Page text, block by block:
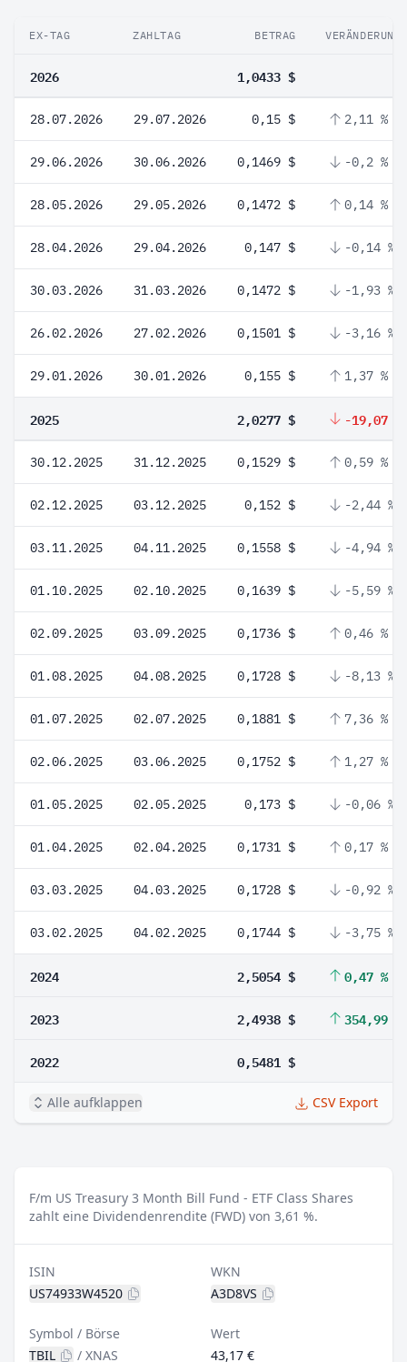
EX-TAG ZAHLTAG BETRAG VERÄNDERUNG
2026 1,0433 $
28.07.2026 29.07.2026 0,15 $ 2,11 %
29.06.2026 30.06.2026 0,1469 $ -0,2 %
28.05.2026 29.05.2026 0,1472 $ 0,14 %
28.04.2026 29.04.2026 0,147 $ -0,14 %
30.03.2026 31.03.2026 0,1472 $ -1,93 %
26.02.2026 27.02.2026 0,1501 $ -3,16 %
29.01.2026 30.01.2026 0,155 $ 1,37 %
2025 2,0277 $ -19,07 %
30.12.2025 31.12.2025 0,1529 $ 0,59 %
02.12.2025 03.12.2025 0,152 $ -2,44 %
03.11.2025 04.11.2025 0,1558 $ -4,94 %
01.10.2025 02.10.2025 0,1639 $ -5,59 %
02.09.2025 03.09.2025 0,1736 $ 0,46 %
01.08.2025 04.08.2025 0,1728 $ -8,13 %
01.07.2025 02.07.2025 0,1881 $ 7,36 %
02.06.2025 03.06.2025 0,1752 $ 1,27 %
01.05.2025 02.05.2025 0,173 $ -0,06 %
01.04.2025 02.04.2025 0,1731 $ 0,17 %
03.03.2025 04.03.2025 0,1728 $ -0,92 %
03.02.2025 04.02.2025 0,1744 $ -3,75 %
2024 2,5054 $ 0,47 %
2023 2,4938 $ 354,99 %
2022 0,5481 $
Alle aufklappen CSV Export
F/m US Treasury 3 Month Bill Fund - ETF Class Shares
zahlt eine Dividendenrendite (FWD) von 3,61 %.
ISIN
US74933W4520
WKN
A3D8VS
Symbol / Börse
TBIL
/ XNAS
Wert
43,17 €